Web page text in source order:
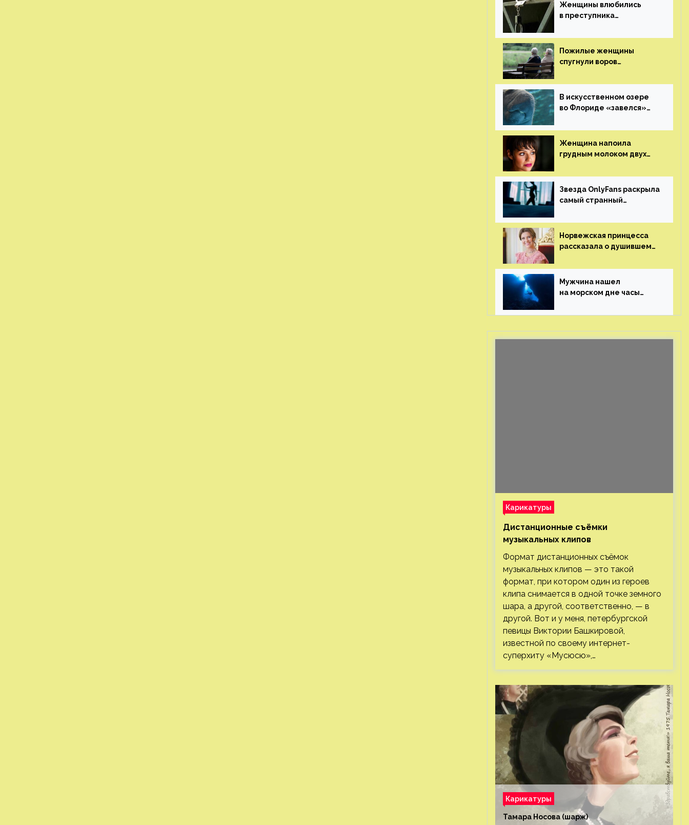
Женщины влюбились
в преступника
судью сохранить ему
жизнь
Пожилые женщины
спугнули воров
В искусственном озере
во Флориде «завелся»
Женщина напоила
грудным молоком двух
Звезда OnlyFans раскрыла
самый странный
от фаната
Норвежская принцесса
рассказала о душившем
генерала
Мужчина нашел
на морском дне часы
рублей с помощью
Карикатуры
Дистанционные съёмки
музыкальных клипов⁠⁠
Формат дистанционных съёмок
музыкальных клипов — это такой
формат, при котором один из героев
клипа снимается в одной точке земного
шара, а другой, соответственно, — в
другой. Вот и у меня, петербургской
певицы Виктории Башкировой,
известной по своему интернет-
суперхиту «Мусюсю»,…
Карикатуры
Тамара Носова (шарж)⁠⁠